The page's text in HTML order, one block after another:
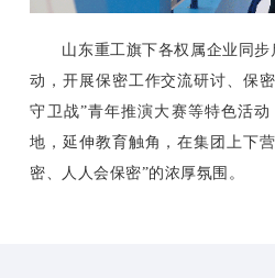
山东重工旗下各权属企业同步
动，开展保密工作交流研讨、保
守卫战”青年推演大赛等特色活
地，延伸教育触角，在集团上下
密、人人会保密”的浓厚氛围。